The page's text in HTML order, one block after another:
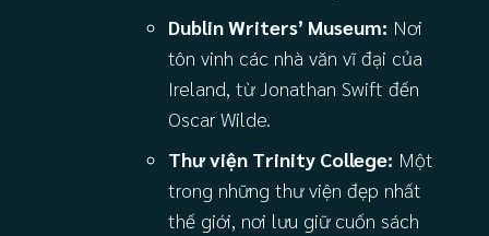
Dublin Writers’ Museum: Nơi
tôn vinh các nhà văn vĩ đại của
Ireland, từ Jonathan Swift đến
Oscar Wilde.
Thư viện Trinity College: Một
trong những thư viện đẹp nhất
thế giới, nơi lưu giữ cuốn sách